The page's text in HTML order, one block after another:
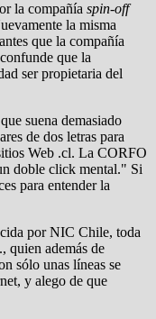
la compañía spin-off
la misma
que la compañía
que la
ser propietaria del
suena demasiado
de dos letras para
Web .cl. La CORFO
doble click mental." Si
para entender la
por NIC Chile, toda
quien además de
sólo unas líneas se
y alego de que